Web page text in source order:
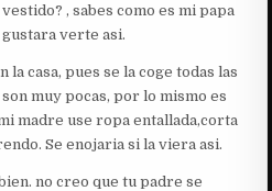
, sabes como es mi papa
verte asi.
casa, pues se la coge todas las
muy pocas, por lo mismo es
madre use ropa entallada,corta
Se enojaria si la viera asi.
no creo que tu padre se